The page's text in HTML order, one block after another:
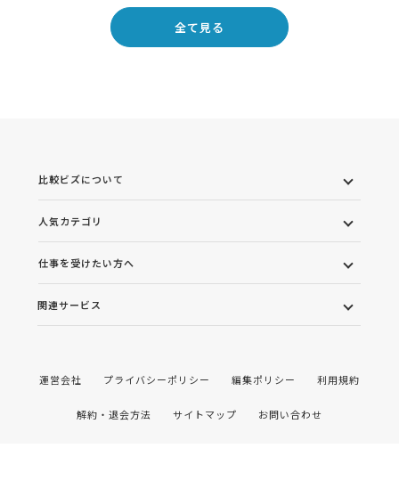
全て見る
比較ビズについて
人気カテゴリ
仕事を受けたい方へ
関連サービス
運営会社 プライバシーポリシー 編集ポリシー 利用規約
解約・退会方法 サイトマップ お問い合わせ